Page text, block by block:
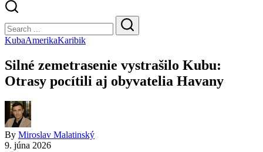
Search
Search
KubaAmerikaKaribik
Silné zemetrasenie vystrašilo Kubu:
Otrasy pocítili aj obyvatelia Havany
By Miroslav Malatinský
9. júna 2026